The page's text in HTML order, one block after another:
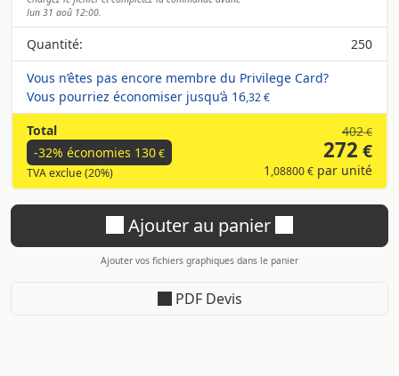
lun 31 aoû 12:00.
Quantité:
250
Vous n’êtes pas encore membre du Privilege Card?
Vous pourriez économiser jusqu’à 16,32 €
Total
-32% économies 130€
TVA exclue (20%)
402€
272 €
1 ,08800 € par unité
Ajouter au panier
Ajouter vos fichiers graphiques dans le panier
PDF Devis